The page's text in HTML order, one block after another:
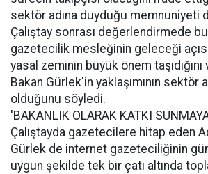
sektör adına duyduğu memnuniyeti
Çalıştay sonrası değerlendirmede
gazetecilik mesleğinin geleceği
yasal zeminin büyük önem
Bakan Gürlek'in yaklaşımının sektör
olduğunu söyledi.
'BAKANLIK OLARAK KATKI
Çalıştayda gazetecilere hitap eden
Gürlek de internet gazeteciliğinin
uygun şekilde tek bir çatı altında